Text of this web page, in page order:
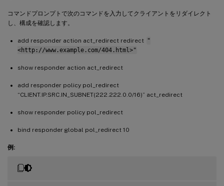
コマンドプロンプトで次のコマンドを入力してクライアントをリダイレクト
し、構成を確認します。
add responder action act_redirect redirect "
<http://www.example.com/404.html>"
show responder action act_redirect
add responder policy pol_redirect
“CLIENT.IP.SRC.IN_SUBNET(222.222.0.0/16)” act_redirect
show responder policy pol_redirect
bind responder global pol_redirect 10
例: